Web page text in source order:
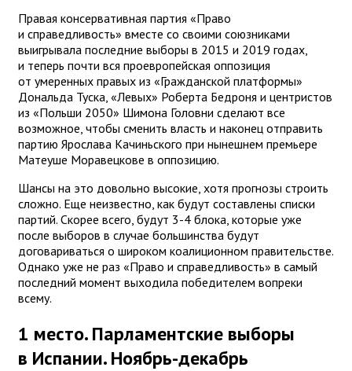
Правая консервативная партия «Право
и справедливость» вместе со своими союзниками
выигрывала последние выборы в 2015 и 2019 годах,
и теперь почти вся проевропейская оппозиция
от умеренных правых из «Гражданской платформы»
Дональда Туска, «Левых» Роберта Бедроня и центристов
из «Польши 2050» Шимона Головни сделают все
возможное, чтобы сменить власть и наконец отправить
партию Ярослава Качиньского при нынешнем премьере
Матеуше Моравецкове в оппозицию.
Шансы на это довольно высокие, хотя прогнозы строить
сложно. Еще неизвестно, как будут составлены списки
партий. Скорее всего, будут 3-4 блока, которые уже
после выборов в случае большинства будут
договариваться о широком коалиционном правительстве.
Однако уже не раз «Право и справедливость» в самый
последний момент выходила победителем вопреки
всему.
1 место. Парламентские выборы
в Испании. Ноябрь-декабрь